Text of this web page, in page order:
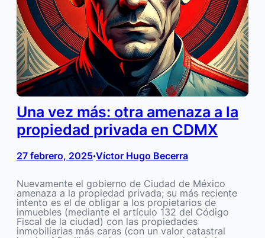
Una vez más: otra amenaza a la
propiedad privada en CDMX
27 febrero, 2025•Víctor Hugo Becerra
Nuevamente el gobierno de Ciudad de México
amenaza a la propiedad privada; su más reciente
intento es el de obligar a los propietarios de
inmuebles (mediante el artículo 132 del Código
Fiscal de la ciudad) con las propiedades
inmobiliarias más caras (con un valor catastral